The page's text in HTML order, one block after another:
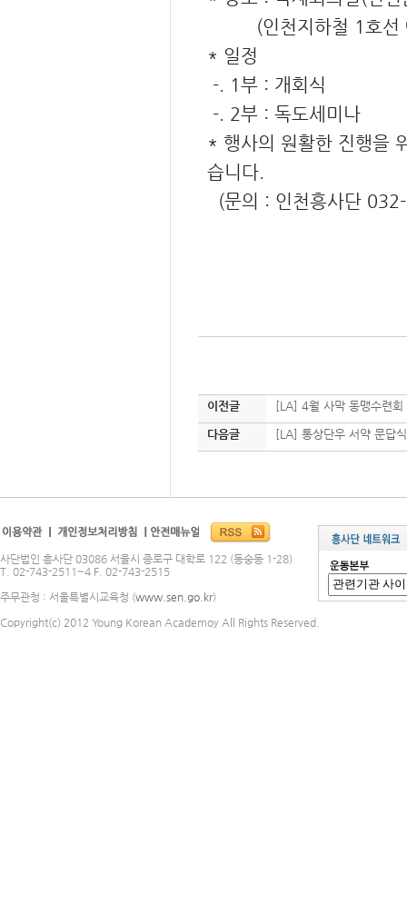
(인천지하철 1호선
* 일정
-. 1부 : 개회식
-. 2부 : 독도세미나
* 행사의 원활한 진행을
습니다.
(문의 : 인천흥사단
이전글 [LA] 4월 사막 동맹수련회
다음글 [LA] 통상단우 서약 문답식
사단법인 흥사단 03086 서울시 종로구 대학로 122 (동숭동 1-28)
T. 02-743-2511~4 F. 02-743-2515
주무관청 : 서울특별시교육청 (www.sen.go.kr)
Copyright(c) 2012 Young Korean Academoy All Rights Reserved.